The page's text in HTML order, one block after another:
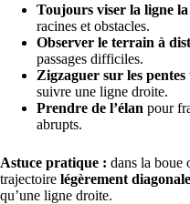
Toujours viser la ligne la
racines et obstacles.
Observer le terrain à
passages difficiles.
Zigzaguer sur les pentes
suivre une ligne droite.
Prendre de l’élan pour
abrupts.
Astuce pratique : dans la boue
trajectoire légèrement diagonale
qu’une ligne droite.